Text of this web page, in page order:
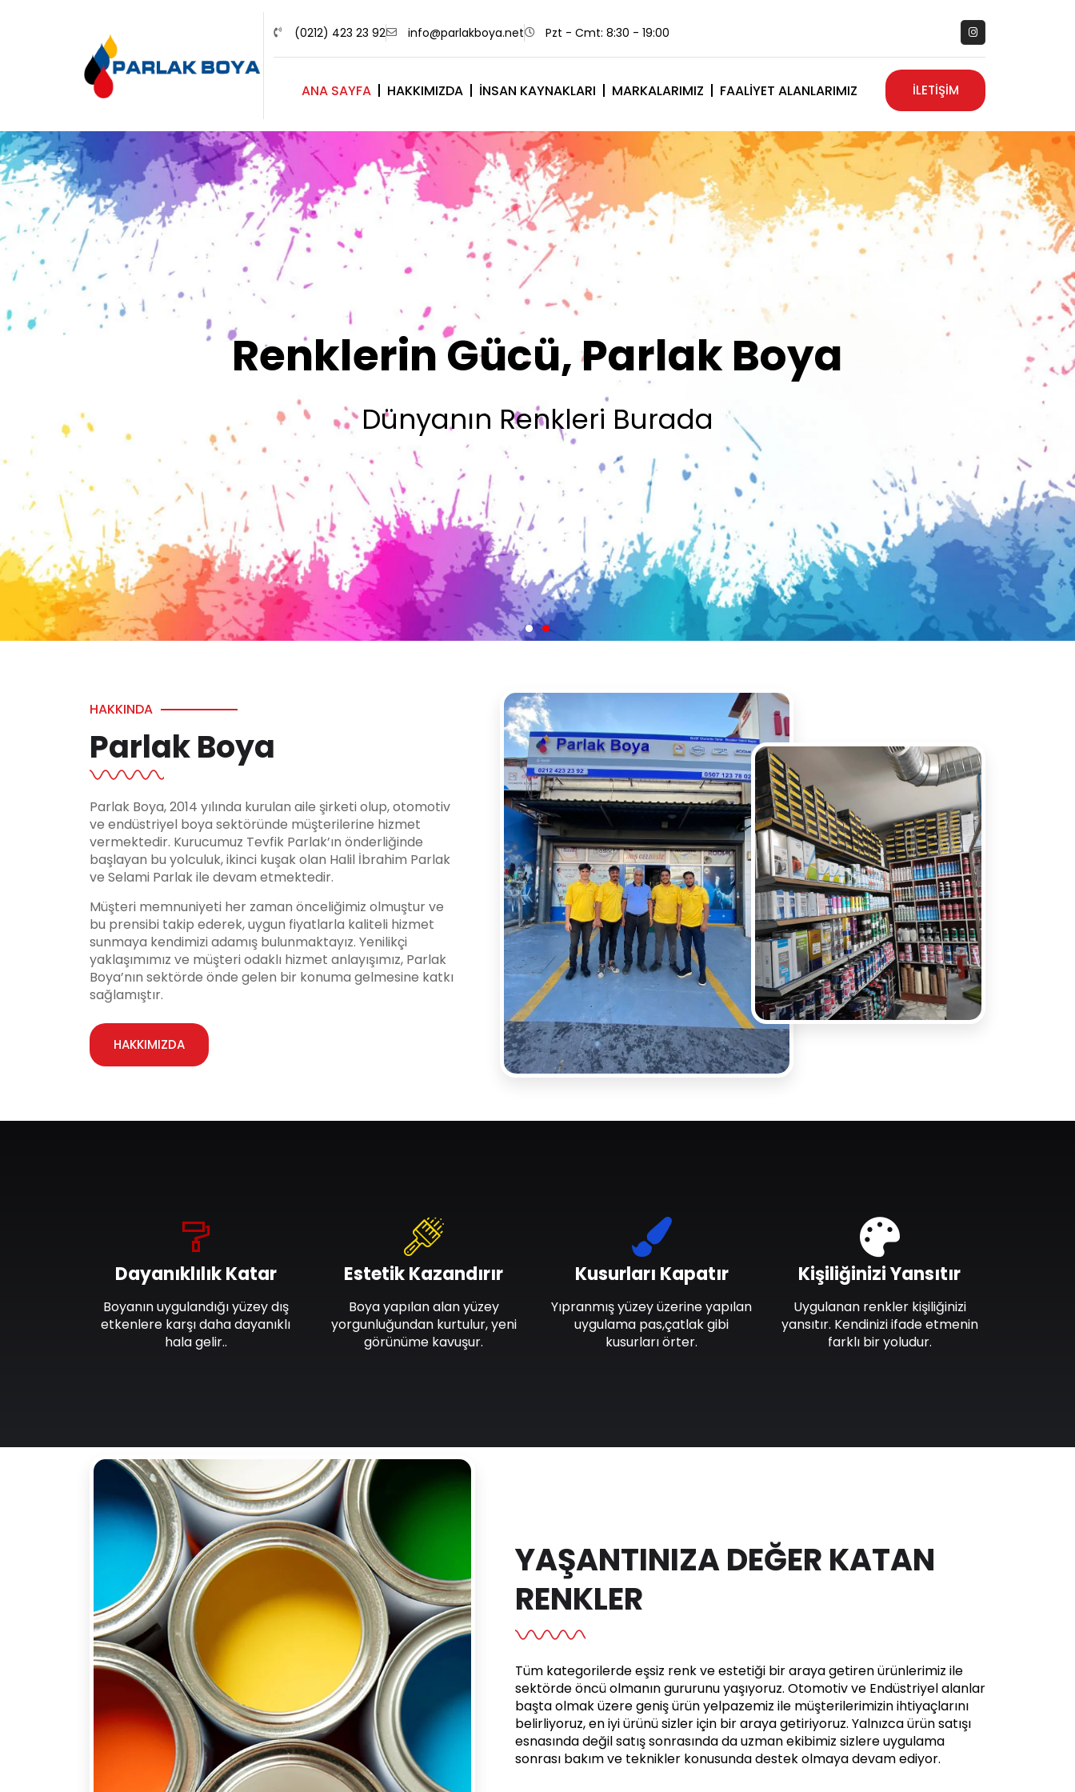
(0212) 423 23 92 info@parlakboya.net Pzt - Cmt: 8:30 - 19:00
ANA SAYFA HAKKIMIZDA İNSAN KAYNAKLARI MARKALARIMIZ FAALIYET ALANLARIMIZ İLETİŞİM
Renklerimiz Sizin İmzanız
Olsun
HAKKINDA
Parlak Boya
Parlak Boya, 2014 yılında kurulan aile şirketi olup, otomotiv
ve endüstriyel boya sektöründe müşterilerine hizmet
vermektedir. Kurucumuz Tevfik Parlak’ın önderliğinde
başlayan bu yolculuk, ikinci kuşak olan Halil İbrahim Parlak
ve Selami Parlak ile devam etmektedir.
Müşteri memnuniyeti her zaman önceliğimiz olmuştur ve
bu prensibi takip ederek, uygun fiyatlarla kaliteli hizmet
sunmaya kendimizi adamış bulunmaktayız. Yenilikçi
yaklaşımımız ve müşteri odaklı hizmet anlayışımız, Parlak
Boya’nın sektörde önde gelen bir konuma gelmesine katkı
sağlamıştır.
HAKKIMIZDA
Dayanıklılık Katar
Boyanın uygulandığı yüzey dış
etkenlere karşı daha dayanıklı
hala gelir..
Estetik Kazandırır
Boya yapılan alan yüzey
yorgunluğundan kurtulur, yeni
görünüme kavuşur.
Kusurları Kapatır
Yıpranmış yüzey üzerine yapılan
uygulama pas,çatlak gibi
kusurları örter.
Kişiliğinizi Yansıtır
Uygulanan renkler kişiliğinizi
yansıtır. Kendinizi ifade etmenin
farklı bir yoludur.
YAŞANTINIZA DEĞER KATAN
RENKLER
Tüm kategorilerde eşsiz renk ve estetiği bir araya getiren ürünlerimiz ile
sektörde öncü olmanın gururunu yaşıyoruz. Otomotiv ve Endüstriyel alanlar
başta olmak üzere geniş ürün yelpazemiz ile müşterilerimizin ihtiyaçlarını
belirliyoruz, en iyi ürünü sizler için bir araya getiriyoruz. Yalnızca ürün satışı
esnasında değil satış sonrasında da uzman ekibimiz sizlere uygulama
sonrası bakım ve teknikler konusunda destek olmaya devam ediyor.